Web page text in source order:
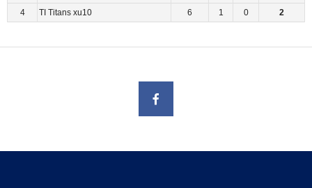
4
TI Titans xu10 6 1 0 2